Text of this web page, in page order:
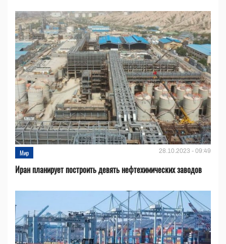
Мир 28.10.2023 - 09:49
Иран планирует построить девять нефтехимических заводов